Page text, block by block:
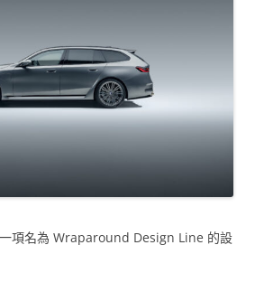
項名為 Wraparound Design Line 的設